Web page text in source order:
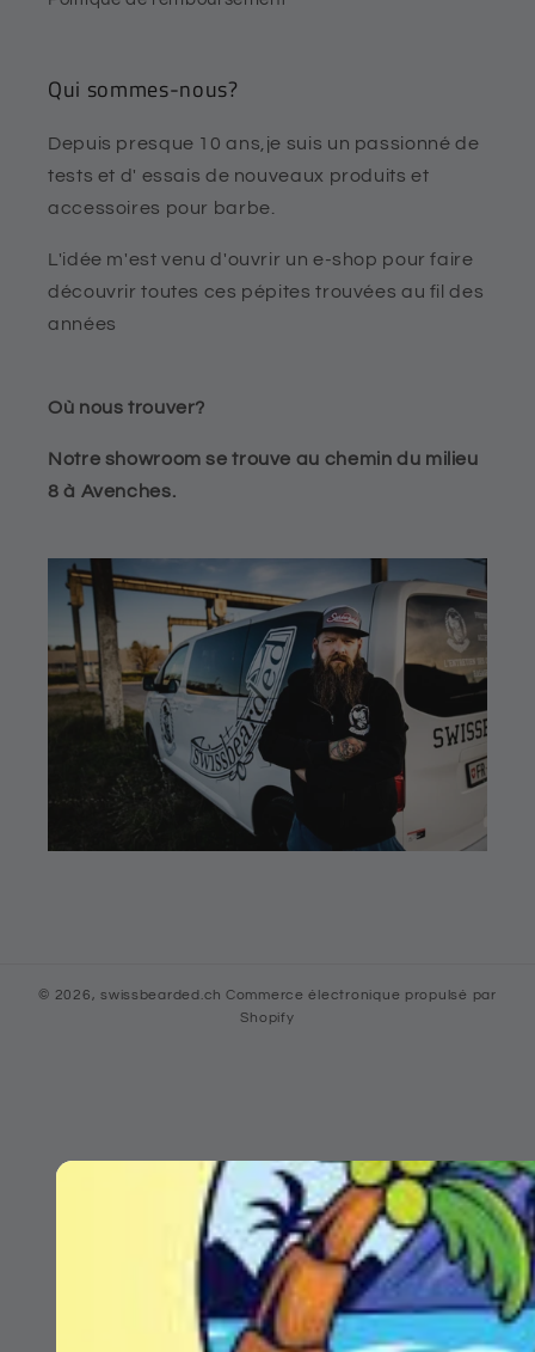
Qui sommes-nous?
Depuis presque 10 ans,je suis un passionné de
tests et d' essais de nouveaux produits et
accessoires pour barbe.
L'idée m'est venu d'ouvrir un e-shop pour faire
découvrir toutes ces pépites trouvées au fil des
années
Où nous trouver?
Notre showroom se trouve au chemin du milieu
8 à Avenches.
© 2026,swissbearded.ch Commerce électronique propulsé par
Shopify